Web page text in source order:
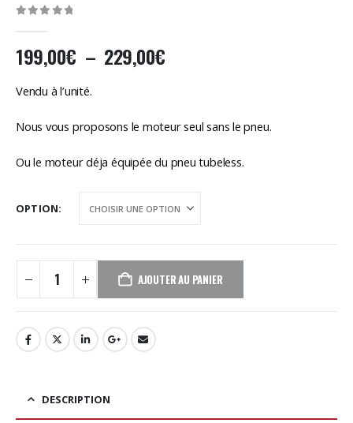
199,00€ – 229,00€Plage
à
Vendu à l’unité.
Nous vous proposons le moteur seul sans le pneu.
Ou le moteur déja équipée du pneu tubeless.
OPTION
AJOUTER AU PANIER
DESCRIPTION